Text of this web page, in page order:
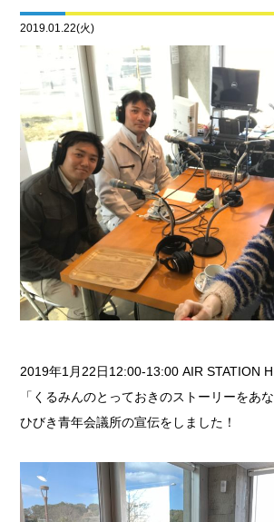
2019.01.22(火)
2019年1月22日12:00-13:00 AIR STATION
「くるみんのとっておきのストーリーをあ
ひびき青年会議所の宣伝をしました！